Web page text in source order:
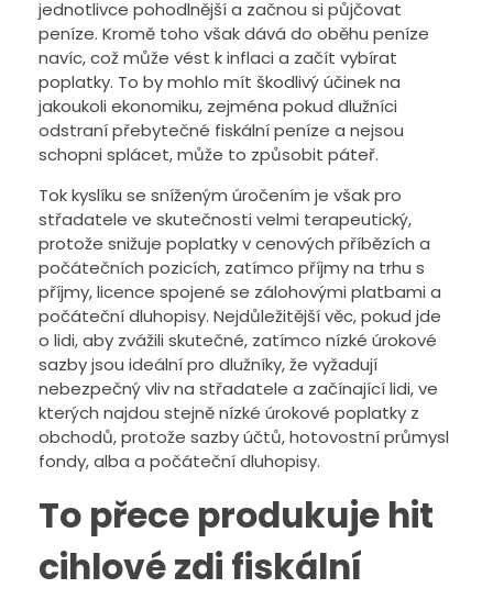
jednotlivce pohodlnější a začnou si půjčovat
peníze. Kromě toho však dává do oběhu peníze
navíc, což může vést k inflaci a začít vybírat
poplatky. To by mohlo mít škodlivý účinek na
jakoukoli ekonomiku, zejména pokud dlužníci
odstraní přebytečné fiskální peníze a nejsou
schopni splácet, může to způsobit páteř.
Tok kyslíku se sníženým úročením je však pro
střadatele ve skutečnosti velmi terapeutický,
protože snižuje poplatky v cenových příbězích a
počátečních pozicích, zatímco příjmy na trhu s
příjmy, licence spojené se zálohovými platbami a
počáteční dluhopisy. Nejdůležitější věc, pokud jde
o lidi, aby zvážili skutečné, zatímco nízké úrokové
sazby jsou ideální pro dlužníky, že vyžadují
nebezpečný vliv na střadatele a začínající lidi, ve
kterých najdou stejně nízké úrokové poplatky z
obchodů, protože sazby účtů, hotovostní průmysl
fondy, alba a počáteční dluhopisy.
To přece produkuje hit
cihlové zdi fiskální